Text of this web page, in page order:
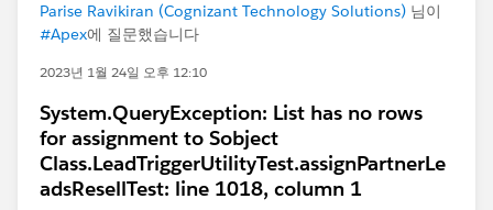
Parise Ravikiran (Cognizant Technology Solutions) 님이
#Apex에 질문했습니다
2023년 1월 24일 오후 12:10
System.QueryException: List has no rows
for assignment to Sobject
Class.LeadTriggerUtilityTest.assignPartnerLe
adsResellTest: line 1018, column 1